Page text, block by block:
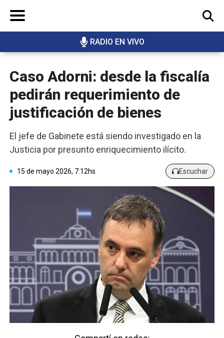
RADIO EN VIVO
BUSCAR
Caso Adorni: desde la fiscalía
pedirán requerimiento de
justificación de bienes
El jefe de Gabinete está siendo investigado en la
Justicia por presunto enriquecimiento ilícito.
15 de mayo 2026, 7:12hs Escuchar